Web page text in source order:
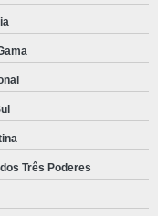
Três Poderes